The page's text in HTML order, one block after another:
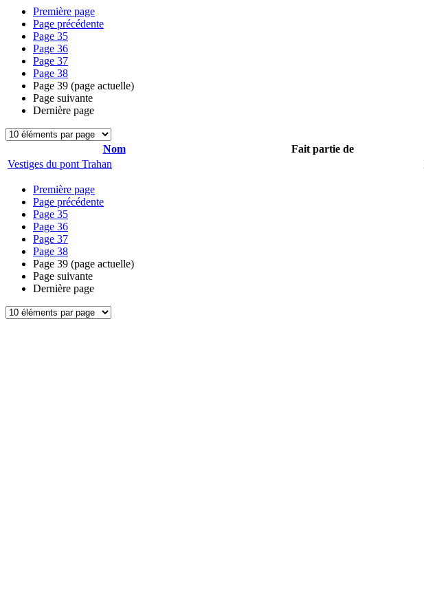
Première page
Page précédente
Page 35
Page 36
Page 37
Page 38
Page 39 (page actuelle)
Page suivante
Dernière page
Nom Fait partie de
Vestiges du pont Trahan
Première page
Page précédente
Page 35
Page 36
Page 37
Page 38
Page 39 (page actuelle)
Page suivante
Dernière page